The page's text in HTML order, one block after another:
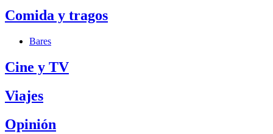
Comida y tragos
Bares
Cine y TV
Viajes
Opinión